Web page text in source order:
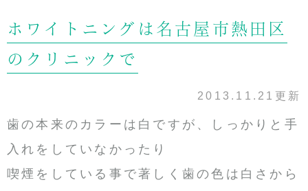
ホワイトニングは名古屋市熱田区
のクリニックで
2013.11.21更新
歯の本来のカラーは白ですが、しっかりと手
入れをしていなかったり
喫煙をしている事で著しく歯の色は白さから